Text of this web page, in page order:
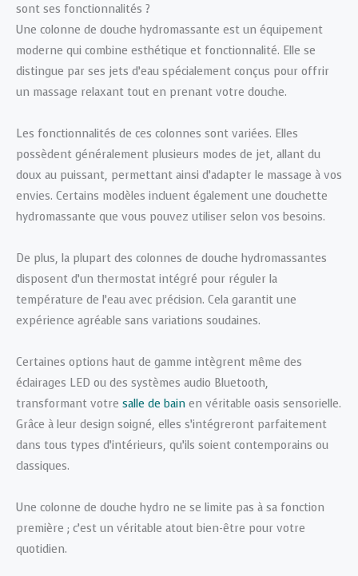
sont ses fonctionnalités ?
Une colonne de douche hydromassante est un équipement
moderne qui combine esthétique et fonctionnalité. Elle se
distingue par ses jets d’eau spécialement conçus pour offrir
un massage relaxant tout en prenant votre douche.
Les fonctionnalités de ces colonnes sont variées. Elles
possèdent généralement plusieurs modes de jet, allant du
doux au puissant, permettant ainsi d’adapter le massage à vos
envies. Certains modèles incluent également une douchette
hydromassante que vous pouvez utiliser selon vos besoins.
De plus, la plupart des colonnes de douche hydromassantes
disposent d’un thermostat intégré pour réguler la
température de l’eau avec précision. Cela garantit une
expérience agréable sans variations soudaines.
Certaines options haut de gamme intègrent même des
éclairages LED ou des systèmes audio Bluetooth,
transformant votre salle de bain en véritable oasis sensorielle.
Grâce à leur design soigné, elles s’intégreront parfaitement
dans tous types d’intérieurs, qu’ils soient contemporains ou
classiques.
Une colonne de douche hydro ne se limite pas à sa fonction
première ; c’est un véritable atout bien-être pour votre
quotidien.